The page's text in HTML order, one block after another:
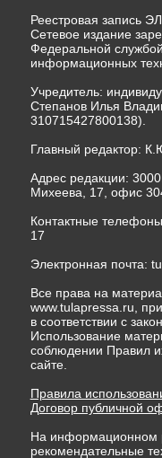
Реестровая запись
Сетевое издание
Федеральной
информационных
Учредитель:
Степанов Илья
310715427800138).
Главный редактор:
Адрес редакции:
Михеева, 17, офис
Контактные
17
Электронная почта:
Все права на
www.tulapressa.ru,
в соответствии с
Использование
соблюдении Правил
сайте.
Правила
Договор публичной
На информационном
рекомендательные